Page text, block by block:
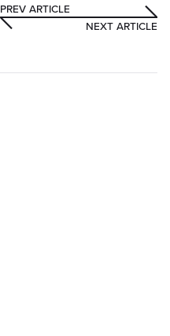
PREV ARTICLE
NEXT ARTICLE